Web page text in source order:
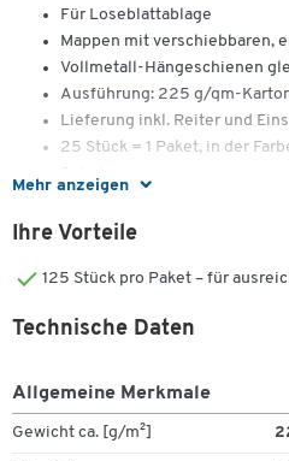
Mehr anzeigen
Für Loseblattablage
Mappen mit verschiebbaren,
Vollmetall-Hängeschienen
Ausführung: 225 g/qm-
Lieferung inkl. Reiter und
25 Stück = 1 Paket, in der
Paket
Ihre Vorteile
125 Stück pro Paket – für
Technische Daten
Allgemeine Merkmale
Gewicht ca. [g/m²]